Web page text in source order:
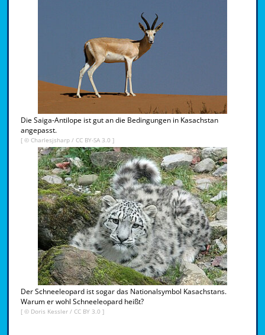
Die Saiga-Antilope ist gut an die Bedingungen in Kasachstan
angepasst.
[ © Charlesjsharp / CC BY-SA 3.0 ]
Der Schneeleopard ist sogar das Nationalsymbol Kasachstans.
Warum er wohl Schneeleopard heißt?
[ © Doris Kessler / CC BY 3.0 ]